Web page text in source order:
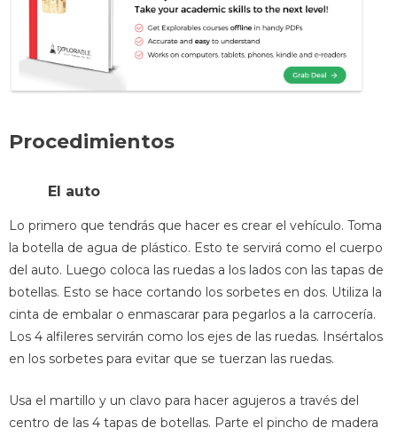
Procedimientos
El auto
Lo primero que tendrás que hacer es crear el vehículo. Toma
la botella de agua de plástico. Esto te servirá como el cuerpo
del auto. Luego coloca las ruedas a los lados con las tapas de
botellas. Esto se hace cortando los sorbetes en dos. Utiliza la
cinta de embalar o enmascarar para pegarlos a la carrocería.
Los 4 alfileres servirán como los ejes de las ruedas. Insértalos
en los sorbetes para evitar que se tuerzan las ruedas.
Usa el martillo y un clavo para hacer agujeros a través del
centro de las 4 tapas de botellas. Parte el pincho de madera